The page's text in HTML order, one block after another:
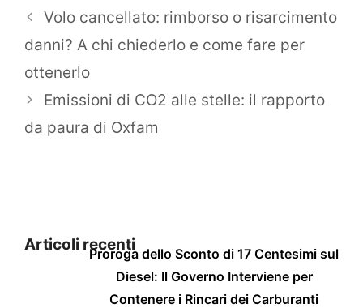
Volo cancellato: rimborso o risarcimento
danni? A chi chiederlo e come fare per
ottenerlo
Emissioni di CO2 alle stelle: il rapporto
da paura di Oxfam
Articoli recentiProroga dello Sconto di 17 Centesimi sul
Diesel: Il Governo Interviene per
Contenere i Rincari dei Carburanti